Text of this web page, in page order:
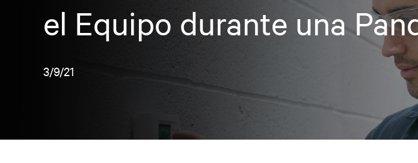
el Equipo durante una
3/9/21